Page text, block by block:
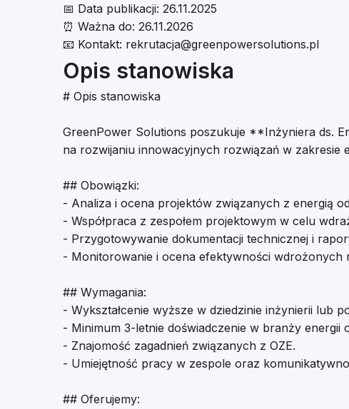
📅 Data publikacji: 26.11.2025
⏰ Ważna do: 26.11.2026
📧 Kontakt: rekrutacja@greenpowersolutions.pl
Opis stanowiska
# Opis stanowiska
GreenPower Solutions poszukuje **Inżyniera ds.
na rozwijaniu innowacyjnych rozwiązań w zakresie
## Obowiązki:
- Analiza i ocena projektów związanych z energią
- Współpraca z zespołem projektowym w celu
- Przygotowywanie dokumentacji technicznej i
- Monitorowanie i ocena efektywności wdrożonych
## Wymagania:
- Wykształcenie wyższe w dziedzinie inżynierii lub
- Minimum 3-letnie doświadczenie w branży energii
- Znajomość zagadnień związanych z OZE.
- Umiejętność pracy w zespole oraz
## Oferujemy: